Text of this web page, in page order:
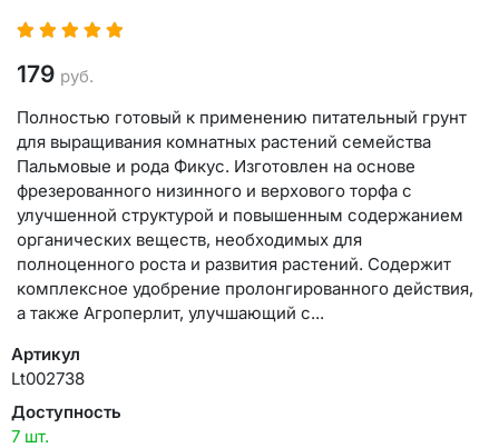
179 руб.
Полностью готовый к применению питательный грунт
для выращивания комнатных растений семейства
Пальмовые и рода Фикус. Изготовлен на основе
фрезерованного низинного и верхового торфа с
улучшенной структурой и повышенным содержанием
органических веществ, необходимых для
полноценного роста и развития растений. Содержит
комплексное удобрение пролонгированного действия,
а также Агроперлит, улучшающий с...
Артикул
Lt002738
Доступность
7 шт.